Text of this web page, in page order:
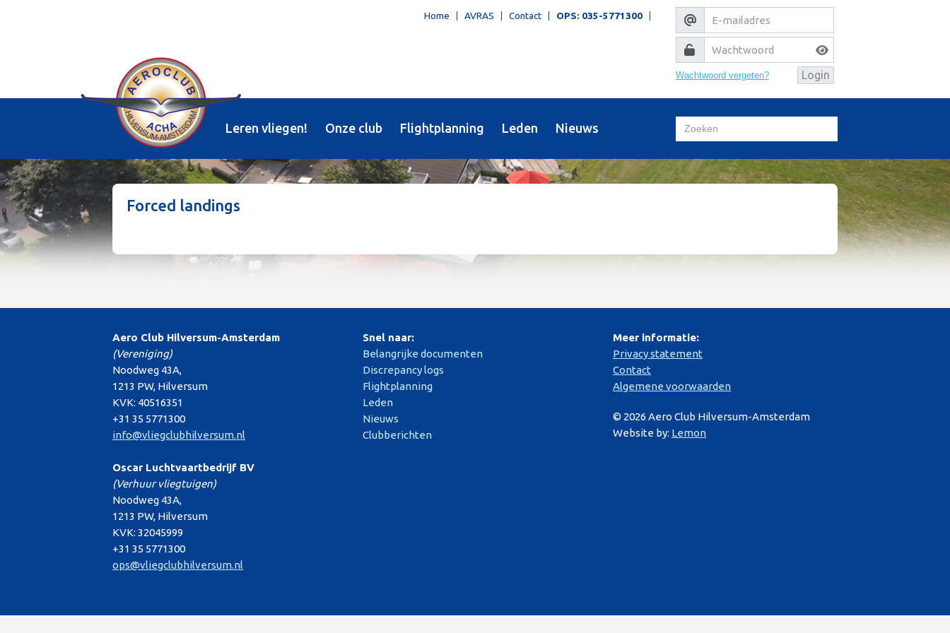
Home AVRAS Contact OPS: 035-5771300
Wachtwoord vergeten?
Leren vliegen! Onze club Flightplanning Leden Nieuws
Forced landings
Aero Club Hilversum-Amsterdam
(Vereniging)
Noodweg 43A,
1213 PW, Hilversum
KVK: 40516351
+31 35 5771300
info@vliegclubhilversum.nl
Oscar Luchtvaartbedrijf BV
(Verhuur vliegtuigen)
Noodweg 43A,
1213 PW, Hilversum
KVK: 32045999
+31 35 5771300
ops@vliegclubhilversum.nl
Snel naar:
Belangrijke documenten
Discrepancy logs
Flightplanning
Leden
Nieuws
Clubberichten
Meer informatie:
Privacy statement
Contact
Algemene voorwaarden
© 2026 Aero Club Hilversum-Amsterdam
Website by: Lemon